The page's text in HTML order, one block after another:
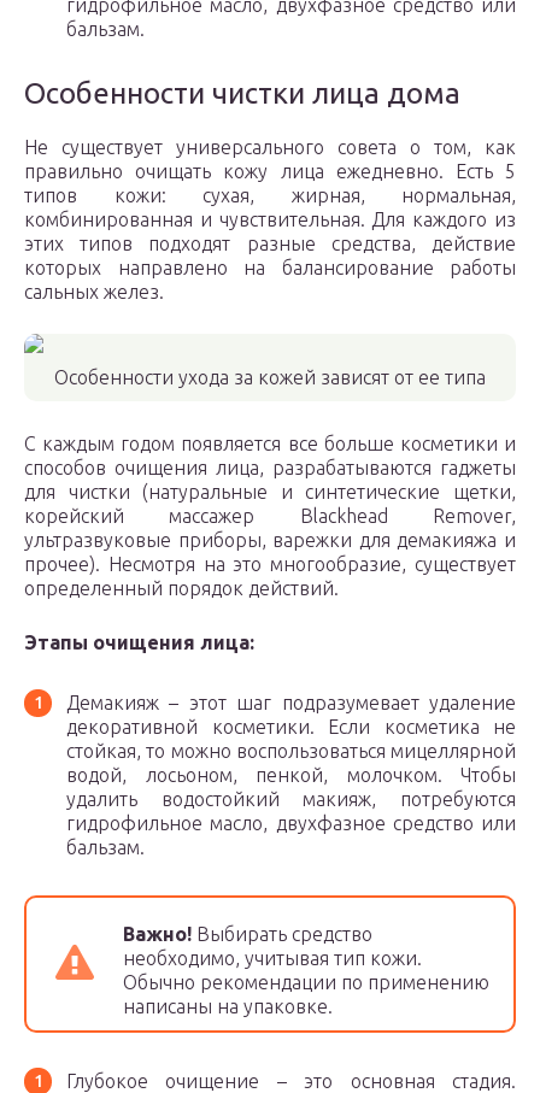
гидрофильное масло, двухфазное средство или
бальзам.
Особенности чистки лица дома
Не существует универсального совета о том, как
правильно очищать кожу лица ежедневно. Есть 5
типов кожи: сухая, жирная, нормальная,
комбинированная и чувствительная. Для каждого из
этих типов подходят разные средства, действие
которых направлено на балансирование работы
сальных желез.
Особенности ухода за кожей зависят от ее типа
С каждым годом появляется все больше косметики и
способов очищения лица, разрабатываются гаджеты
для чистки (натуральные и синтетические щетки,
корейский массажер Blackhead Remover,
ультразвуковые приборы, варежки для демакияжа и
прочее). Несмотря на это многообразие, существует
определенный порядок действий.
Этапы очищения лица:
Демакияж – этот шаг подразумевает удаление
декоративной косметики. Если косметика не
стойкая, то можно воспользоваться мицеллярной
водой, лосьоном, пенкой, молочком. Чтобы
удалить водостойкий макияж, потребуются
гидрофильное масло, двухфазное средство или
бальзам.
Важно! Выбирать средство
необходимо, учитывая тип кожи.
Обычно рекомендации по применению
написаны на упаковке.
Глубокое очищение – это основная стадия.